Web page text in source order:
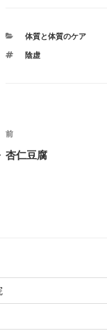
カ
ゴ
体質と体質のケア
タ
陰虚
投
稿
シ
ョ
前
の
前
杏仁豆腐